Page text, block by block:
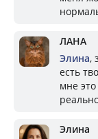
ЛАНА
Элина,
есть
мне
Элина